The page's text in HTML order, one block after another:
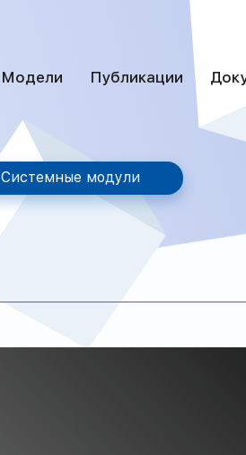
Модели Публикации
Системные модули